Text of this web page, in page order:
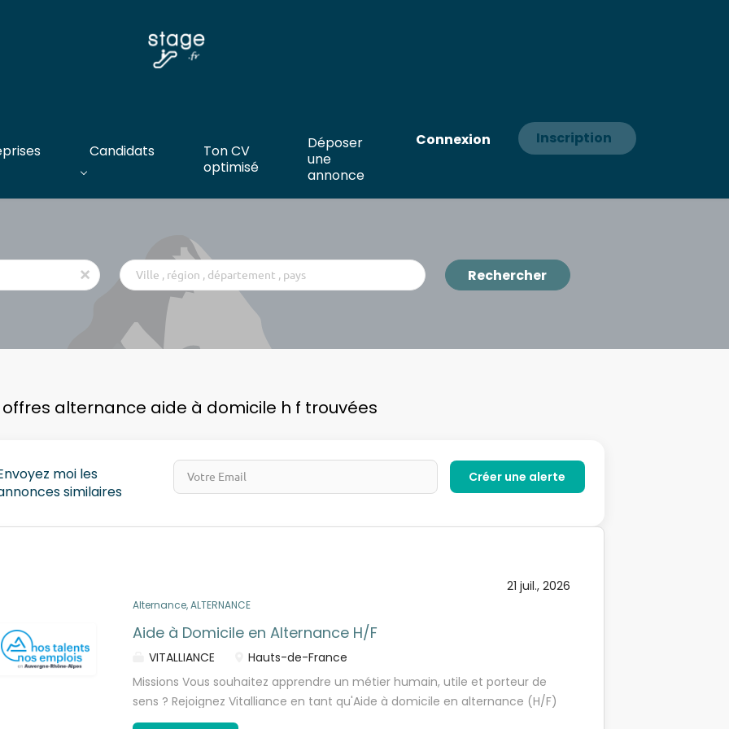
Connexion Inscription
Candidats
Ton CV
optimisé
Déposer
une
annonce
x
Ville
,
département
,
Rechercher
Rechercher
offres alternance aide à domicile h f trouvées
moi les
similaires
21 juil., 2026
Alternance, ALTERNANCE
Aide à Domicile en Alternance H/F
VITALLIANCE
Hauts-de-France
Missions Vous souhaitez apprendre un métier humain, utile et porteur de
sens ? Rejoignez Vitalliance en tant qu'Aide à domicile en alternance (H/F)
et formez-vous à un métier d'avenir tout en étant accompagné(e) sur le